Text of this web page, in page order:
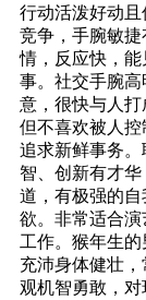
行动活泼好动且
竞争，手腕敏捷
情，反应快，能
事。社交手腕高
意，很快与人打
但不喜欢被人控
追求新鲜事务。
智、创新有才
道，有极强的自
欲。非常适合演
工作。猴年生
充沛身体健壮
观机智勇敢，对